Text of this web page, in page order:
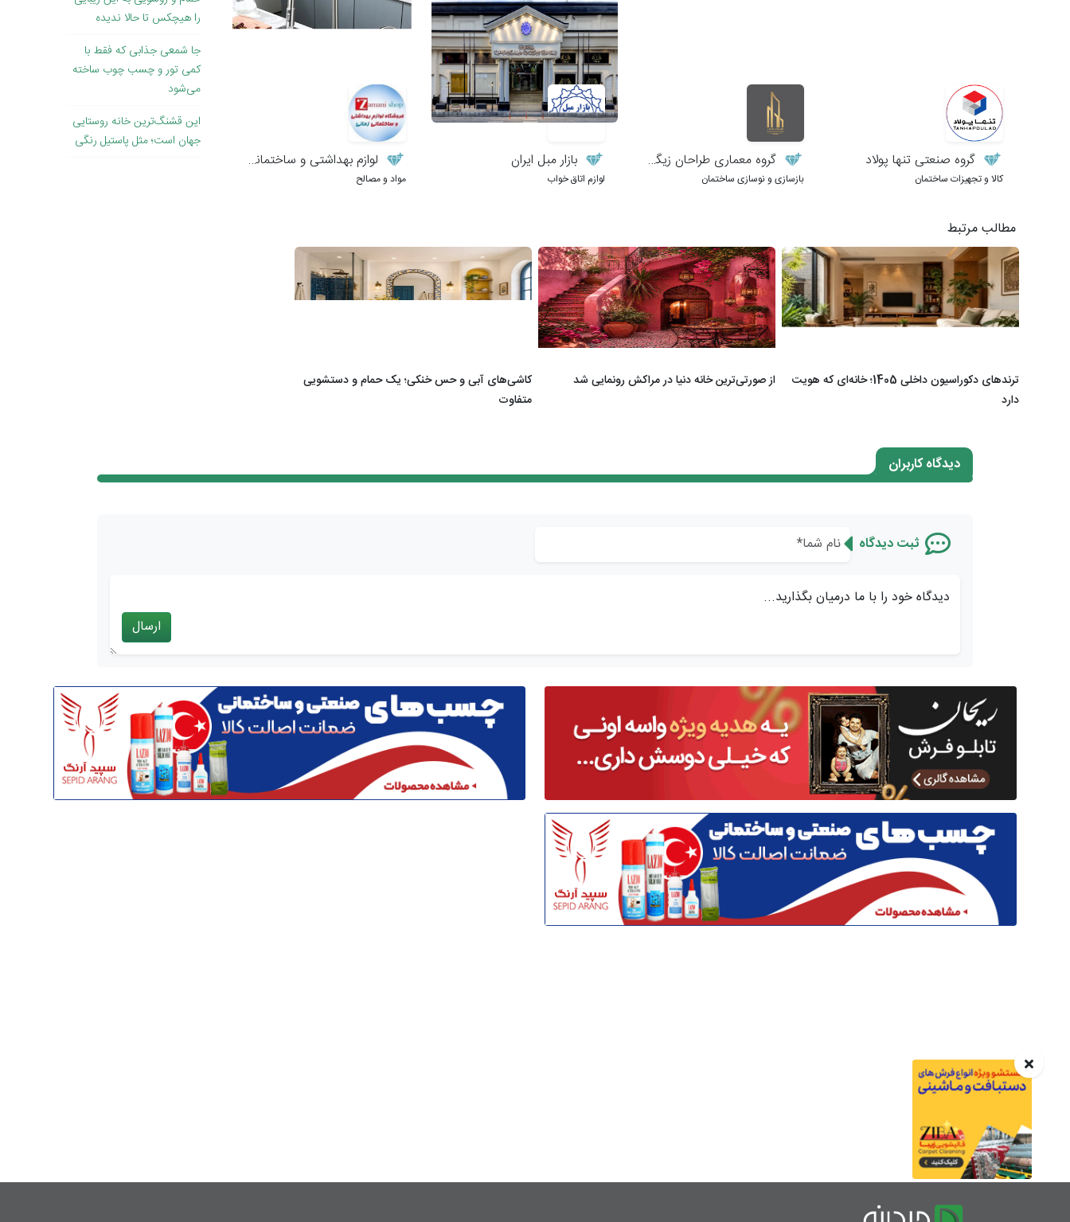
گروه صنعتی تنها پولاد
کالا و تجهیزات ساختمان
گروه معماری طراحان زیگورات
بازسازی و نوسازی ساختمان
بازار مبل ایران
لوازم اتاق خواب
لوازم بهداشتی و ساختمانی زمانی
مواد و مصالح
مطالب مرتبط
ترندهای دکوراسیون داخلی 1405؛ خانه‌ای که هویت
دارد
از صورتی‌ترین خانه دنیا در مراکش رونمایی شد
کاشی‌های آبی و حس خنکی؛ یک حمام و دستشویی
متفاوت
را هیچکس تا حالا ندیده
جا شمعی جذابی که فقط با
کمی تور و چسب چوب ساخته
می‌شود
این قشنگ‌ترین خانه روستایی
جهان است؛ مثل پاستیل رنگی
دیدگاه کاربران
ثبت دیدگاه
دیدگاه خود را با ما درمیان بگذارید...
ارسال